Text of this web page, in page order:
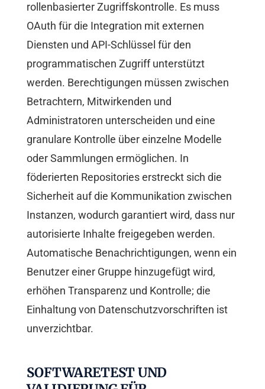
rollenbasierter Zugriffskontrolle. Es muss
OAuth für die Integration mit externen
Diensten und API-Schlüssel für den
programmatischen Zugriff unterstützt
werden. Berechtigungen müssen zwischen
Betrachtern, Mitwirkenden und
Administratoren unterscheiden und eine
granulare Kontrolle über einzelne Modelle
oder Sammlungen ermöglichen. In
föderierten Repositories erstreckt sich die
Sicherheit auf die Kommunikation zwischen
Instanzen, wodurch garantiert wird, dass nur
autorisierte Inhalte freigegeben werden.
Automatische Benachrichtigungen, wenn ein
Benutzer einer Gruppe hinzugefügt wird,
erhöhen Transparenz und Kontrolle; die
Einhaltung von Datenschutzvorschriften ist
unverzichtbar.
SOFTWARETEST UND